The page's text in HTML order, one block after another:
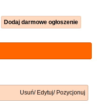
Dodaj darmowe ogłoszenie
Usuń/ Edytuj/ Pozycjonuj